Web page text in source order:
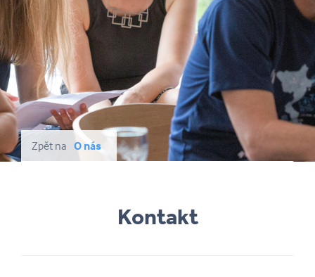
Zpět na O nás
Kontakt